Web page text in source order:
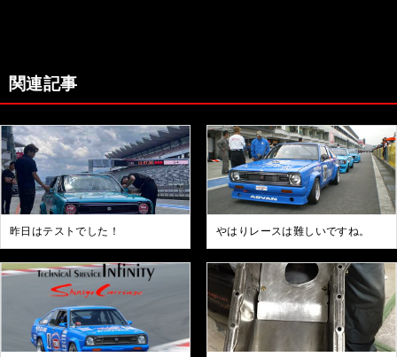
関連記事
昨日はテストでした！ やはりレースは難しいですね。